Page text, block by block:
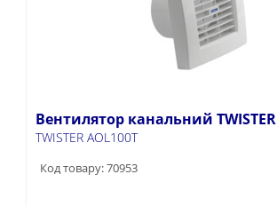
Вентилятор канальний TWISTER
TWISTER AOL100T
Код товару: 70953